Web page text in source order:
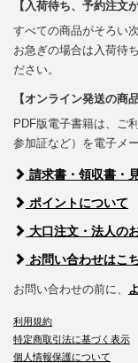
【入荷待ち、予約注文
すべての商品がそろい
お急ぎの場合は入荷待
ださい。
【オンライン発送の商
PDF版電子書籍は、ご
参加証など）を電子メ
請求書・領収書・
ポイントについて
大口注文・法人の
お問い合わせはこ
お問い合わせの前に、
利用規約
特定商取引法に基づく表示
個人情報保護について